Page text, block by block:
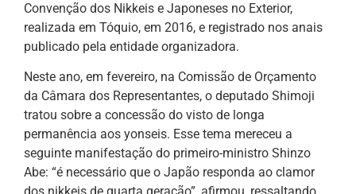
Convenção dos Nikkeis e Japoneses no Exterior,
realizada em Tóquio, em 2016, e registrado nos anais
publicado pela entidade organizadora.
Neste ano, em fevereiro, na Comissão de Orçamento
da Câmara dos Representantes, o deputado Shimoji
tratou sobre a concessão do visto de longa
permanência aos yonseis. Esse tema mereceu a
seguinte manifestação do primeiro-ministro Shinzo
Abe: “é necessário que o Japão responda ao clamor